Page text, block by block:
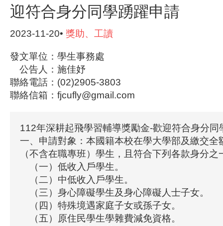
迎符合身分同學踴躍申請
2023-11-20• 獎助、工讀
發文單位：學生事務處
公告人：施佳妤
聯絡電話：(02)2905-3803
聯絡信箱：fjcufly@gmail.com
112年深耕起飛學習輔導獎勵金-歡迎符合身分同
一、申請對象：本國籍本校在學大學部及繳交全
（不含在職專班）學生，且符合下列各款身分之
（一）低收入戶學生。
（二）中低收入戶學生。
（三）身心障礙學生及身心障礙人士子女。
（四）特殊境遇家庭子女或孫子女。
（五）原住民學生學雜費減免資格。